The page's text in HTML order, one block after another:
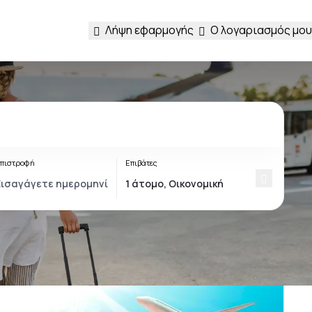
Λήψη εφαρμογής Ο λογαριασμός μου
Επιβάτες